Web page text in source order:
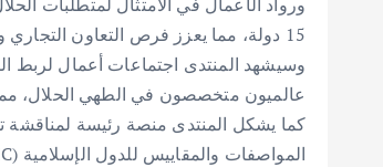
15 دولة، مما يعزز فرص التعاون التجاري وتوسيع نطاق الشراكات الدولية.
وسيشهد المنتدى اجتماعات أعمال لربط
عالميون متخصصون في الطهي الحلال،
كما يشكل المنتدى منصة رئيسة لمناقشة